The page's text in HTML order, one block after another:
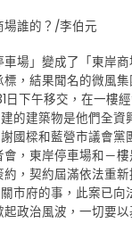
場誰的？∕李伯元
場」變成了「東岸
，結果聞名的微風
日下午移交，在一樓
建的建築物是他們全
謝國樑和藍營市議會
會，東岸停車場和－
，契約屆滿依法重
市府的事，此案已向
政治風波，一切要